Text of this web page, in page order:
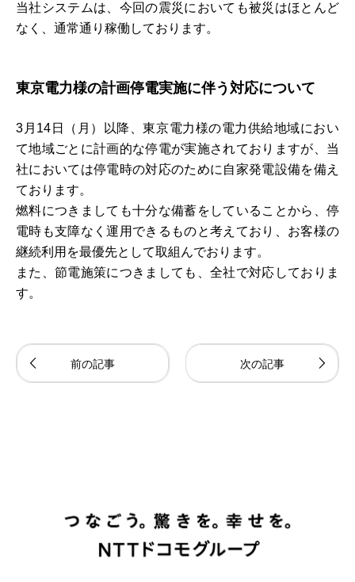
当社システムは、今回の震災においても被災はほとんど
なく、通常通り稼働しております。
東京電力様の計画停電実施に伴う対応について
3月14日（月）以降、東京電力様の電力供給地域におい
て地域ごとに計画的な停電が実施されておりますが、当
社においては停電時の対応のために自家発電設備を備え
ております。
燃料につきましても十分な備蓄をしていることから、停
電時も支障なく運用できるものと考えており、お客様の
継続利用を最優先として取組んでおります。
また、節電施策につきましても、全社で対応しておりま
す。